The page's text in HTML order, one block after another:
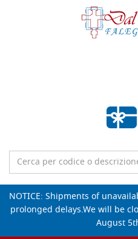
NOTICE: Shipments of
prolonged delays.We will be
August